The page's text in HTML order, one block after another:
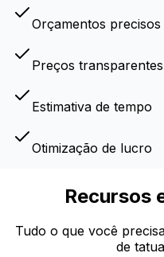
Orçamentos precisos
Preços transparentes
Estimativa de tempo
Otimização de lucro
Recursos
Tudo o que você
de